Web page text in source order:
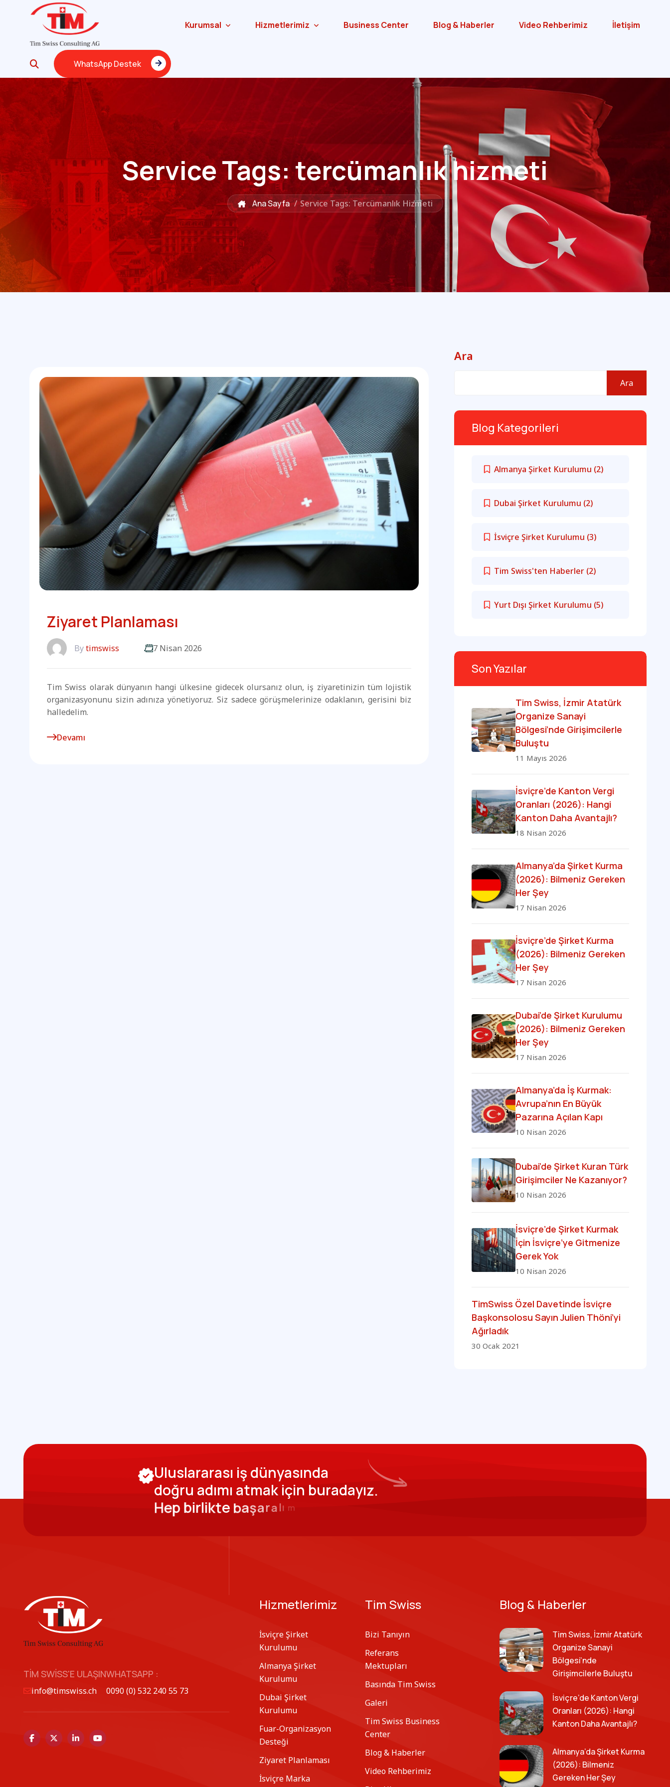
Kurumsal Hizmetlerimiz Business Center Blog & Haberler Video Rehberimiz İletişim
WhatsApp Destek
WhatsApp Destek
Service Tags:tercümanlık hizmeti
Ana Sayfa /Service Tags: Tercümanlık Hizmeti
Ziyaret Planlaması
Bytimswiss 7 Nisan 2026
Tim Swiss olarak dünyanın hangi ülkesine gidecek olursanız olun, iş ziyaretinizin tüm lojistik
organizasyonunu sizin adınıza yönetiyoruz. Siz sadece görüşmelerinize odaklanın, gerisini biz
halledelim.
Devamı
Ara
Ara
Blog Kategorileri
Almanya Şirket Kurulumu (2)
Dubai Şirket Kurulumu (2)
İsviçre Şirket Kurulumu (3)
Tim Swiss'ten Haberler (2)
Yurt Dışı Şirket Kurulumu (5)
Son Yazılar
Tim Swiss, İzmir Atatürk
Organize Sanayi
Bölgesi’nde Girişimcilerle
Buluştu
11 Mayıs 2026
İsviçre’de Kanton Vergi
Oranları (2026): Hangi
Kanton Daha Avantajlı?
18 Nisan 2026
Almanya’da Şirket Kurma
(2026): Bilmeniz Gereken
Her Şey
17 Nisan 2026
İsviçre’de Şirket Kurma
(2026): Bilmeniz Gereken
Her Şey
17 Nisan 2026
Dubai’de Şirket Kurulumu
(2026): Bilmeniz Gereken
Her Şey
17 Nisan 2026
Almanya’da İş Kurmak:
Avrupa’nın En Büyük
Pazarına Açılan Kapı
10 Nisan 2026
Dubai’de Şirket Kuran Türk
Girişimciler Ne Kazanıyor?
10 Nisan 2026
İsviçre’de Şirket Kurmak
İçin İsviçre’ye Gitmenize
Gerek Yok
10 Nisan 2026
TimSwiss Özel Davetinde İsviçre
Başkonsolosu Sayın Julien Thöni’yi
Ağırladık
30 Ocak 2021
Uluslararası iş dünyasında
doğru adımı atmak için buradayız.
Hepbirlikte başaralı m
TIM SWISS'E ULAŞIN
info@timswiss.ch
WHATSAPP :
0090 (0) 532 240 55 73
Hizmetlerimiz
İsviçre Şirket
Kurulumu
Almanya Şirket
Kurulumu
Dubai Şirket
Kurulumu
Fuar-Organizasyon
Desteği
Ziyaret Planlaması
İsviçre Marka
Tim Swiss
Bizi Tanıyın
Referans
Mektupları
Basında Tim Swiss
Galeri
Tim Swiss Business
Center
Blog & Haberler
Video Rehberimiz
Blog & Haberler
Tim Swiss, İzmir Atatürk
Organize Sanayi
Bölgesi’nde
Girişimcilerle Buluştu
İsviçre’de Kanton Vergi
Oranları (2026): Hangi
Kanton Daha Avantajlı?
Almanya’da Şirket Kurma
(2026): Bilmeniz
Gereken Her Şey